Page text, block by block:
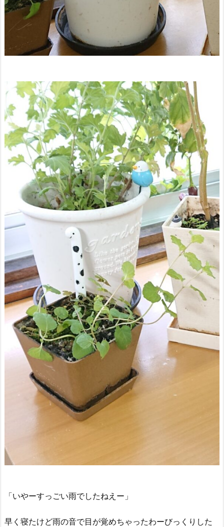
「いやーすっごい雨でしたねえー」
早く寝たけど雨の音で目が覚めちゃったわーびっくりした